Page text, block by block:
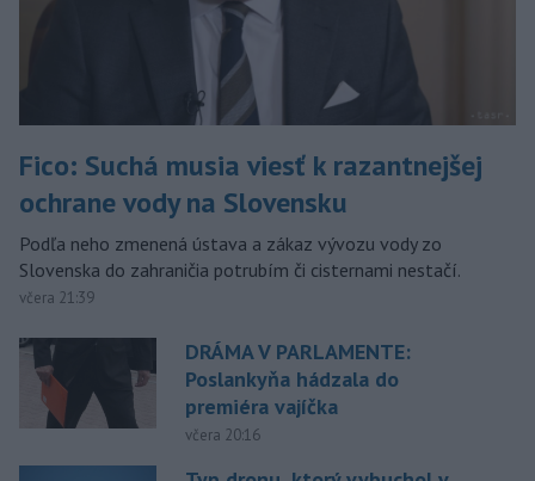
Fico: Suchá musia viesť k razantnejšej
ochrane vody na Slovensku
Podľa neho zmenená ústava a zákaz vývozu vody zo
Slovenska do zahraničia potrubím či cisternami nestačí.
včera 21:39
DRÁMA V PARLAMENTE:
Poslankyňa hádzala do
premiéra vajíčka
včera 20:16